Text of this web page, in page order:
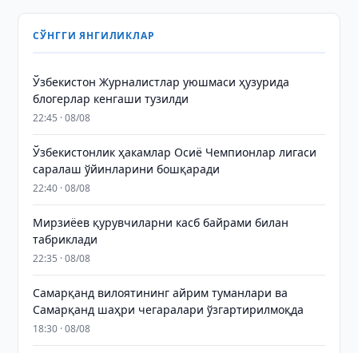
СЎНГГИ ЯНГИЛИКЛАР
Ўзбекистон Журналистлар уюшмаси ҳузурида
блогерлар кенгаши тузилди
22:45 · 08/08
Ўзбекистонлик ҳакамлар Осиё Чемпионлар лигаси
саралаш ўйинларини бошқаради
22:40 · 08/08
Мирзиёев қурувчиларни касб байрами билан
табриклади
22:35 · 08/08
Самарқанд вилоятининг айрим туманлари ва
Самарқанд шаҳри чегаралари ўзгартирилмоқда
18:30 · 08/08